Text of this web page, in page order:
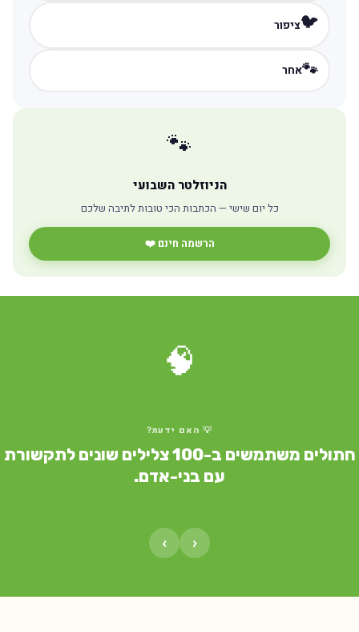
🐦ציפור
🐾אחר
🐾
הניוזלטר השבועי
כל יום שישי — הכתבות הכי טובות לתיבה שלכם
הרשמה חינם ❤️
🧠
💡 האם ידעת?
חתולים משתמשים ב-100 צלילים שונים לתקשורת
עם בני-אדם.